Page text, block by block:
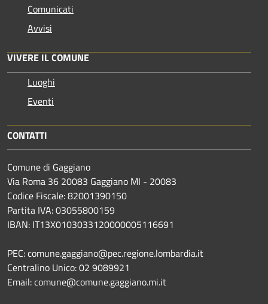
Comunicati
Avvisi
VIVERE IL COMUNE
Luoghi
Eventi
CONTATTI
Comune di Gaggiano
Via Roma 36 20083 Gaggiano MI - 20083
Codice Fiscale: 82001390150
Partita IVA: 03055800159
IBAN: IT13X0103033120000005116691
PEC: comune.gaggiano@pec.regione.lombardia.it
Centralino Unico: 02 9089921
Email: comune@comune.gaggiano.mi.it